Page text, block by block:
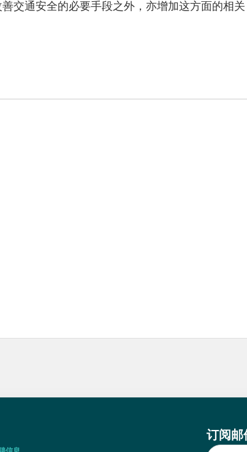
交通安全的必要手段之外，亦增加这方面的相关
订阅邮